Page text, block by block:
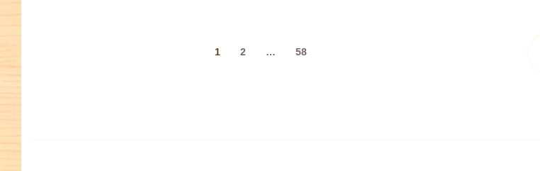
1 2 … 58